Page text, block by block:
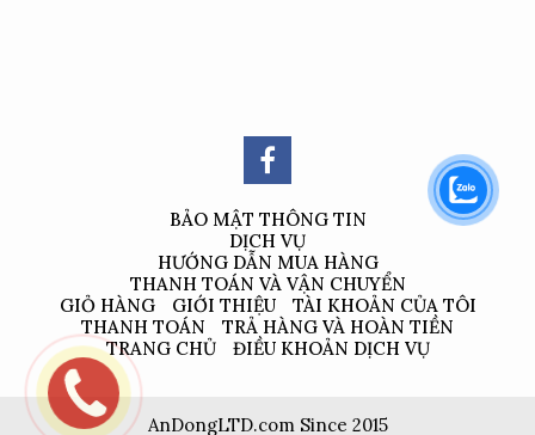
BẢO MẬT THÔNG TIN
DỊCH VỤ
HƯỚNG DẪN MUA HÀNG
THANH TOÁN VÀ VẬN CHUYỂN
GIỎ HÀNG
GIỚI THIỆU
TÀI KHOẢN CỦA TÔI
THANH TOÁN
TRẢ HÀNG VÀ HOÀN TIỀN
TRANG CHỦ
ĐIỀU KHOẢN DỊCH VỤ
AnDongLTD.com Since 2015